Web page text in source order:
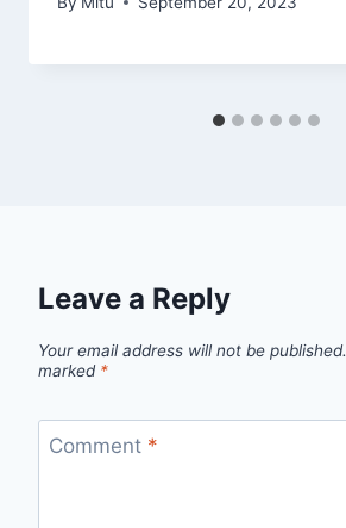
Leave a Reply
Your email address will not be published.
marked *
Comment *